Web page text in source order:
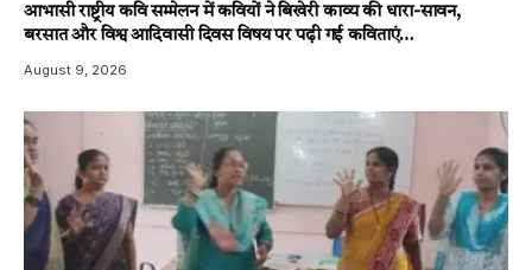
आभासी राष्ट्रीय कवि सम्मेलन में कवियों ने बिखेरी काव्य की धारा-सावन,
बरसात और विश्व आदिवासी दिवस विषय पर पढ़ी गई कविताएं…
August 9, 2026